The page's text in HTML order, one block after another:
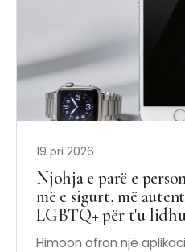
19 pri 2026
Njohja e parë e
më e sigurt, më
LGBTQ+ për t'u
Himoon ofron një